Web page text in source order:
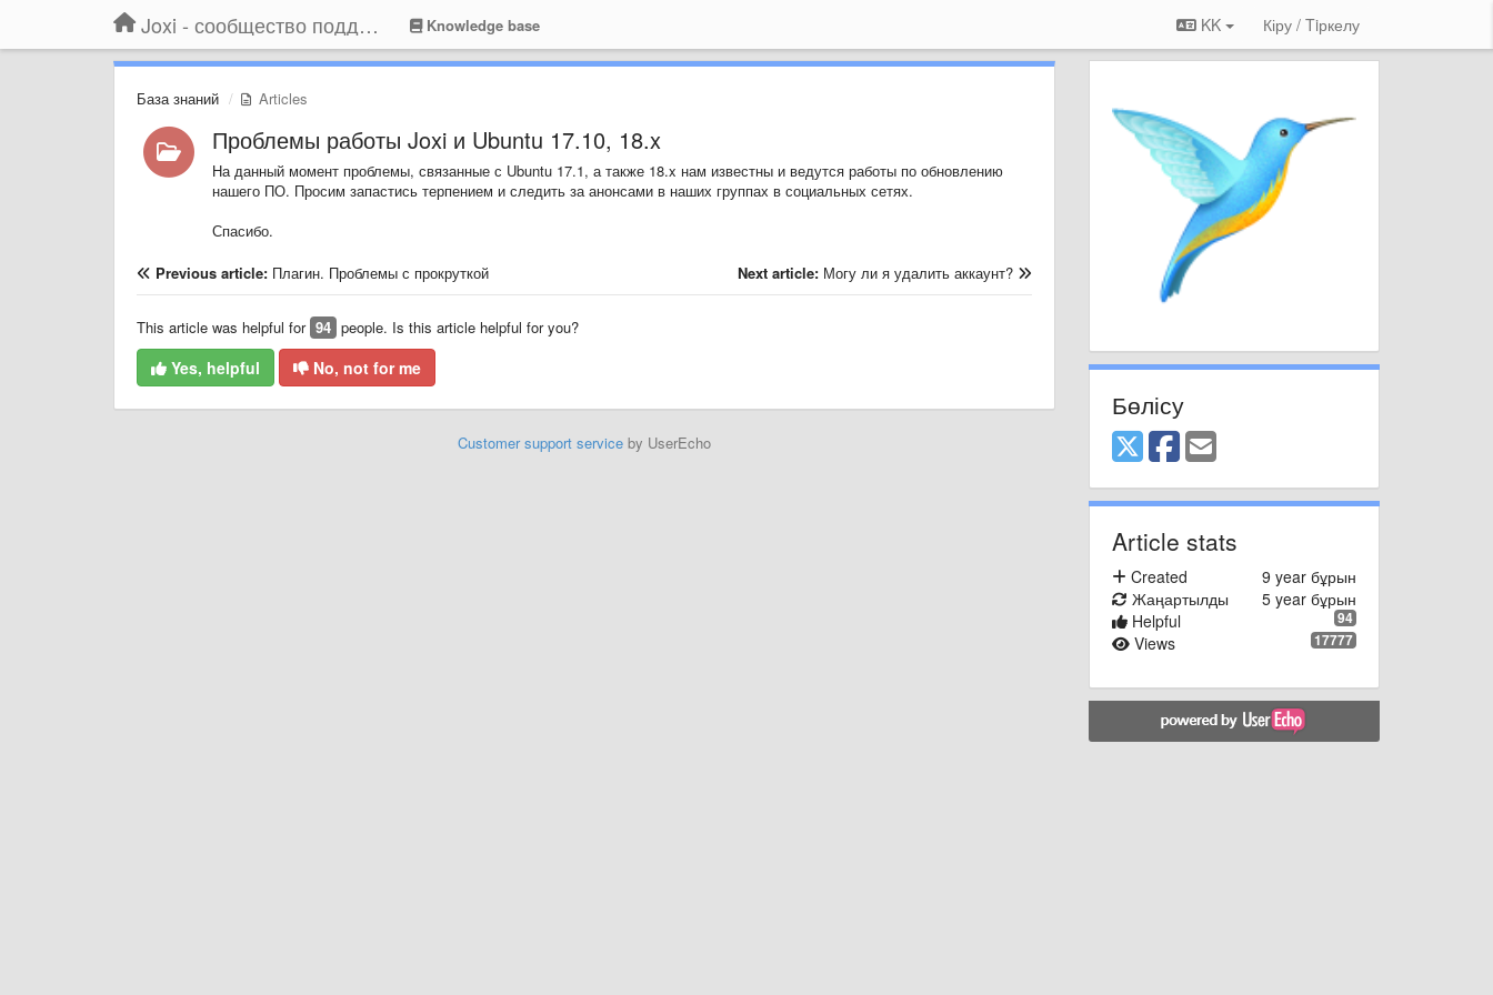
Joxi - сообщество поддержки Knowledge base KK Кіру / Tiркелу
База знаний Articles
Проблемы работы Joxi и Ubuntu 17.10, 18.x
На данный момент проблемы, связанные с Ubuntu 17.1, а также 18.x нам известны и ведутся работы по обновлению
нашего ПО. Просим запастись терпением и следить за анонсами в наших группах в социальных сетях.
Спасибо.
Previous article: Плагин. Проблемы с прокруткой Next article: Могу ли я удалить аккаунт?
This article was helpful for 94 people. Is this article helpful for you?
Yes, helpful No, not for me
Customer support serviceby UserEcho
Бөлісу
Article stats
9 year бұрын
Created
5 year бұрын
Жаңартылды
94
Helpful
17777
Views